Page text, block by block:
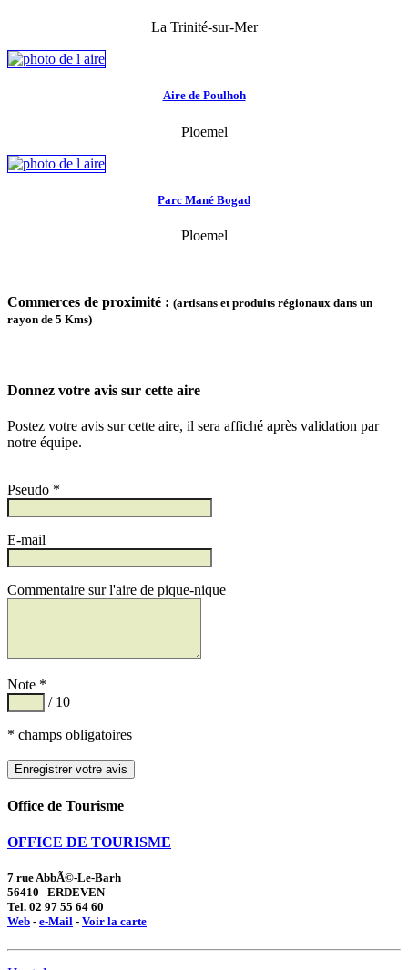
La Trinité-sur-Mer
Aire de Poulhoh
Ploemel
Parc Mané Bogad
Ploemel
Commerces de proximité : (artisans et produits régionaux dans un
rayon de 5 Kms)
Donnez votre avis sur cette aire
Postez votre avis sur cette aire, il sera affiché après validation par
notre équipe.
Pseudo *
E-mail
Commentaire sur l'aire de pique-nique
Note *
/ 10
* champs obligatoires
Office de Tourisme
OFFICE DE TOURISME
7 rue AbbÃ©-Le-Barh
56410 ERDEVEN
Tel. 02 97 55 64 60
Web - e-Mail - Voir la carte